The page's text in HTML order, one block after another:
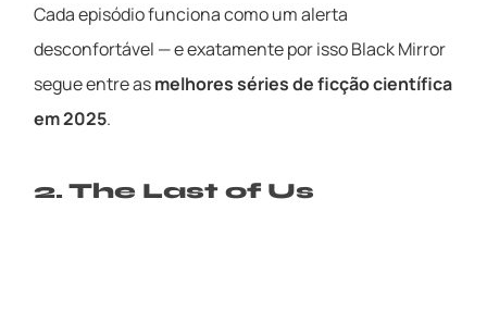
Cada episódio funciona como um alerta
desconfortável — e exatamente por isso Black Mirror
segue entre asmelhores séries de ficção científica
em 2025.
2. The Last of Us